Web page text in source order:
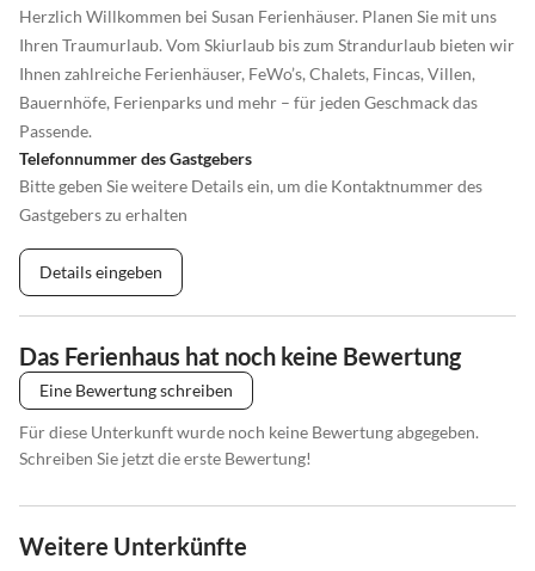
Herzlich Willkommen bei Susan Ferienhäuser. Planen Sie mit uns
Ihren Traumurlaub. Vom Skiurlaub bis zum Strandurlaub bieten wir
Ihnen zahlreiche Ferienhäuser, FeWo’s, Chalets, Fincas, Villen,
Bauernhöfe, Ferienparks und mehr – für jeden Geschmack das
Passende.
Telefonnummer des Gastgebers
Bitte geben Sie weitere Details ein, um die Kontaktnummer des
Gastgebers zu erhalten
Details eingeben
Das Ferienhaus hat noch keine Bewertung
Eine Bewertung schreiben
Für diese Unterkunft wurde noch keine Bewertung abgegeben.
Schreiben Sie jetzt die erste Bewertung!
Weitere Unterkünfte